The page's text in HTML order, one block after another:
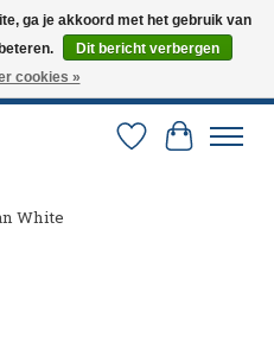
verzending via PostNL en DHL.
om een afspraak te maken. 0251-
Verlanglijst
White
ga je akkoord met het gebruik van
Dit bericht verbergen
cookies »